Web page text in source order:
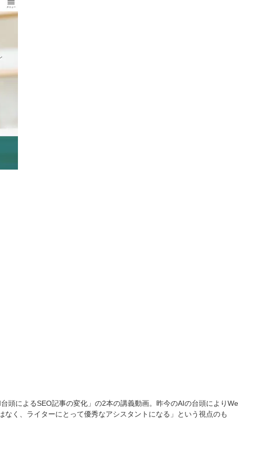
頭によるSEO記事の変化」の2本の講義動画。昨今のAIの台頭によりWe
く、ライターにとって優秀なアシスタントになる」という視点のも